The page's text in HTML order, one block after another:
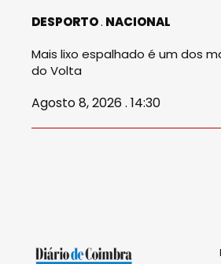
DESPORTO NACIONAL
Mais lixo espalhado é um dos
do Volta
Agosto 8, 2026 . 14:30